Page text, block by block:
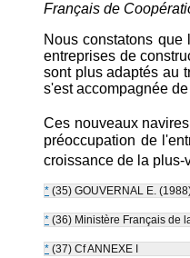
Français de
Nous constatons
entreprises de
sont plus adaptés au
s'est accompagnée
Ces nouveaux
préoccupation de
croissance de la plus-
* (35) GOUVERNAL E.
* (36) Ministère Français de
* (37) Cf ANNEXE I